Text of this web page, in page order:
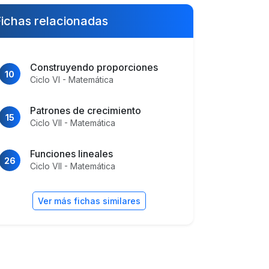
relacionadas
10
Construyendo proporciones
Ciclo VI - Matemática
15
Patrones de crecimiento
Ciclo VII - Matemática
26
Funciones lineales
Ciclo VII - Matemática
Ver más fichas similares